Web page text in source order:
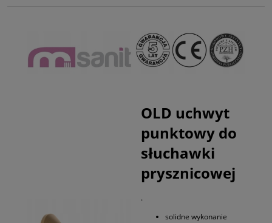
OLD uchwyt
punktowy do
słuchawki
prysznicowej
.
solidne wykonanie